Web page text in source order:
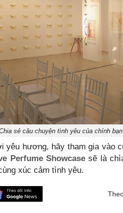
sẻ câu chuyện tình yêu của chính
yêu hương, hãy tham gia vào
Perfume Showcasesẽ là
xúc cảm tình yêu.